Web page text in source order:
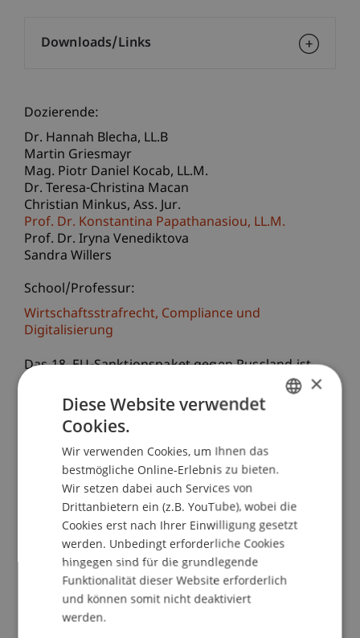
Dozierende:
Dr. Hannah Blecha LL.B
Martin Griesmayr
Mag. Piotr Daniel Kocab LL.M.
Dr. Teresa-Christina Macan
Christian Minkus Ass. Jur.
Prof. Dr. Konstantina Papathanasiou LL.M.
Prof. Dr. Iryna Venediktova
Sandra Willers
School/Professur:
Wirtschaftsstrafrecht, Compliance und
Digitalisierung
Das 18. EU-Sanktionspaket gegen Russland ist
internationalen Sanktionenrecht sind seit über 3
Jahren rasant, viele Auslegungsfragen offen, die
Strafbarkeitsrisiken sowohl für natürliche als
auch für juristische Personen nicht zu
unterschätzen. Es bedarf deshalb einer möglichst
umfassenden Aufklärung über die geltende
Regulatorik. Der neue und hochaktuelle
Intensivkurs vermittelt den Teilnehmenden
fundierte Kenntnisse über folgende
Themenbereiche:
Strafbestimmungen des ISG im Allgemeinen
Downloads/Links
×
Diese Website verwendet
Cookies.
Wir verwenden Cookies, um Ihnen das
bestmögliche Online-Erlebnis zu bieten.
Wir setzen dabei auch Services von
Drittanbietern ein (z.B. YouTube), wobei die
Cookies erst nach Ihrer Einwilligung gesetzt
werden. Unbedingt erforderliche Cookies
hingegen sind für die grundlegende
Funktionalität dieser Website erforderlich
und können somit nicht deaktiviert
werden.